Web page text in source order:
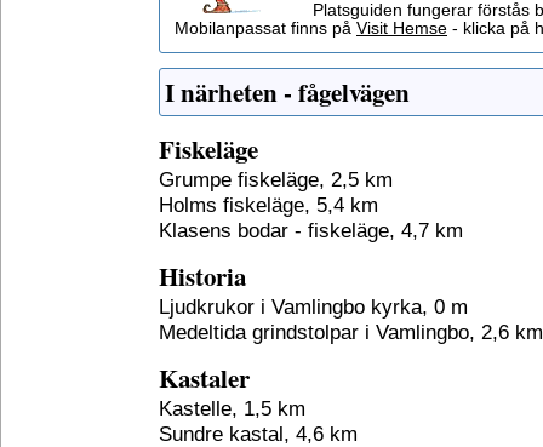
Platsguiden fungerar förstås
Mobilanpassat finns på Visit Hemse - klicka på
I närheten - fågelvägen
Fiskeläge
Grumpe fiskeläge, 2,5 km
Holms fiskeläge, 5,4 km
Klasens bodar - fiskeläge, 4,7 km
Historia
Ljudkrukor i Vamlingbo kyrka, 0 m
Medeltida grindstolpar i Vamlingbo, 2,6 km
Kastaler
Kastelle, 1,5 km
Sundre kastal, 4,6 km